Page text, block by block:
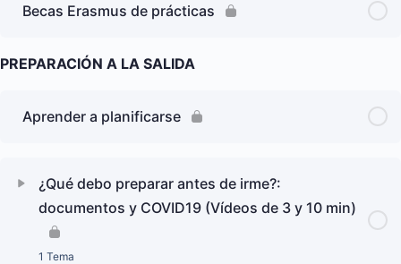
Becas Erasmus de prácticas
PREPARACIÓN A LA SALIDA
Aprender a planificarse
¿Qué debo preparar antes de irme?:
documentos y COVID19 (Vídeos de 3 y 10 min)
1 Tema